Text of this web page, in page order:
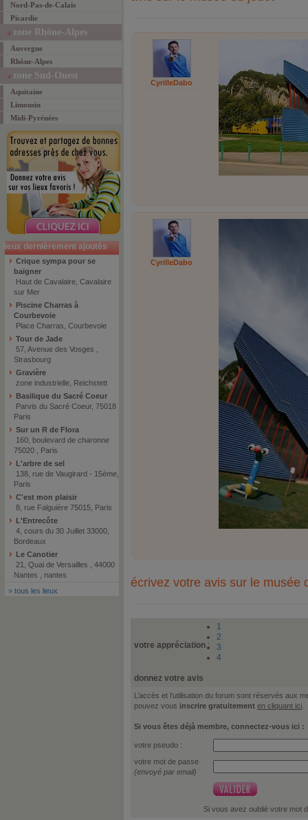
Nord-Pas-de-Calais
Picardie
zone Rhône-Alpes
Auvergne
Rhône-Alpes
zone Sud-Ouest
Aquitaine
Limousin
Midi-Pyrénées
lieux dernièrement ajoutés
Crique sympa pour se
baigner
Haut de Cavalaire, Cavalaire
sur Mer
Piscine Charras à
Courbevoie
Place Charras, Courbevoie
Tour de Jade
57, Avenue des Vosges ,
Strasbourg
Gravière
zone industrielle, Reichstett
Basilique du Sacré Coeur
Parvis du Sacré Coeur, 75018
Paris
Sur un R de Flora
160, boulevard de charonne
75020 , Paris
L'arbre de sel
138, rue de Vaugirard - 15ème,
Paris
C'est mon plaisir
8, rue Falguière 75015, Paris
L'Entrecôte
4, cours du 30 Juillet 33000,
Bordeaux
Le Canotier
21, Quai de Versailles , 44000
Nantes , nantes
» tous les lieux
CyrilleDabo
CyrilleDabo
écrivez votre avis sur le musée
votre appréciation:
1
2
3
4
donnez votre avis
L’accès et l’utilisation du forum sont réservés aux
pouvez vous inscrire gratuitement en cliquant ici.
Si vous êtes déjà membre, connectez-vous ici :
votre pseudo :
votre mot de passe
(envoyé par email)
Si vous avez oublié votre mot